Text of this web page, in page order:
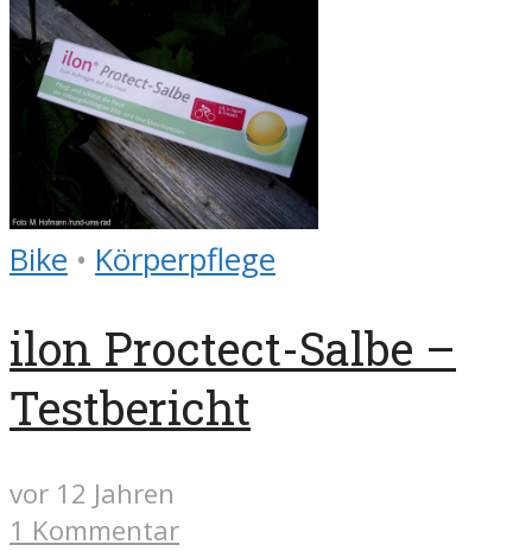
Bike • Körperpflege
ilon Proctect-Salbe –
Testbericht
vor 12 Jahren
1 Kommentar